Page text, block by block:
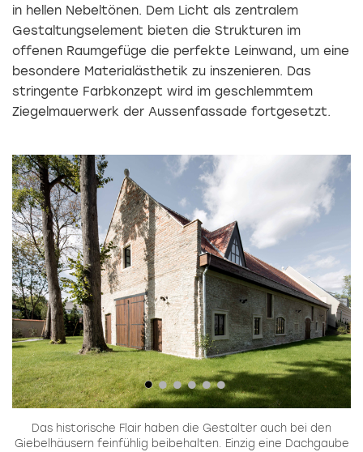
in hellen Nebeltönen. Dem Licht als zentralem
Gestaltungselement bieten die Strukturen im
offenen Raumgefüge die perfekte Leinwand, um eine
besondere Materialästhetik zu inszenieren. Das
stringente Farbkonzept wird im geschlemmtem
Ziegelmauerwerk der Aussenfassade fortgesetzt.
Das historische Flair haben die Gestalter auch bei den
Giebelhäusern feinfühlig beibehalten. Einzig eine Dachgaube